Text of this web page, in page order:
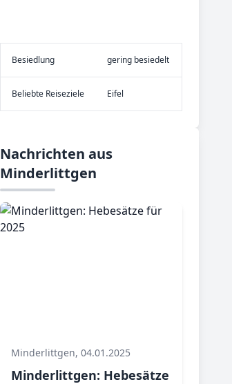
Be­sied­lung gering besiedelt
Be­lieb­te Rei­se­zie­le Eifel
Nachrichten aus
Minderlittgen
Minderlittgen, 04.01.2025
Minderlittgen: Hebesätze